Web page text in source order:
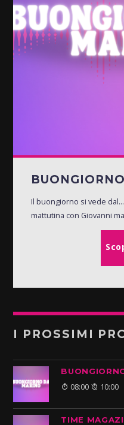
Il buongiorno si vede
mattutina con Giovanni
I PROSSIMI
08:00 10:00
TIME